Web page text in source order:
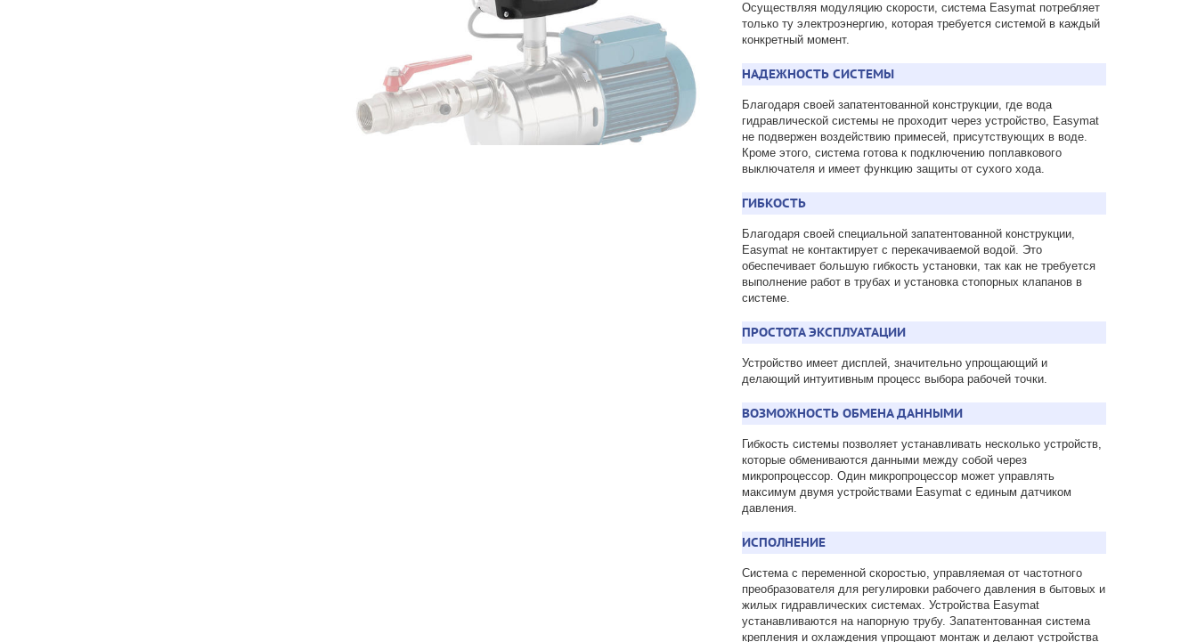
Осуществляя модуляцию скорости, система Easymat потребляет
только ту электроэнергию, которая требуется системой в каждый
конкретный момент.
НАДЕЖНОСТЬ СИСТЕМЫ
Благодаря своей запатентованной конструкции, где вода
гидравлической системы не проходит через устройство, Easymat
не подвержен воздействию примесей, присутствующих в воде.
Кроме этого, система готова к подключению поплавкового
выключателя и имеет функцию защиты от сухого хода.
ГИБКОСТЬ
Благодаря своей специальной запатентованной конструкции,
Easymat не контактирует с перекачиваемой водой. Это
обеспечивает большую гибкость установки, так как не требуется
выполнение работ в трубах и установка стопорных клапанов в
системе.
ПРОСТОТА ЭКСПЛУАТАЦИИ
Устройство имеет дисплей, значительно упрощающий и
делающий интуитивным процесс выбора рабочей точки.
ВОЗМОЖНОСТЬ ОБМЕНА ДАННЫМИ
Гибкость системы позволяет устанавливать несколько устройств,
которые обмениваются данными между собой через
микропроцессор. Один микропроцессор может управлять
максимум двумя устройствами Easymat с единым датчиком
давления.
ИСПОЛНЕНИЕ
Система с переменной скоростью, управляемая от частотного
преобразователя для регулировки рабочего давления в бытовых и
жилых гидравлических системах. Устройства Easymat
устанавливаются на напорную трубу. Запатентованная система
крепления и охлаждения упрощают монтаж и делают устройства